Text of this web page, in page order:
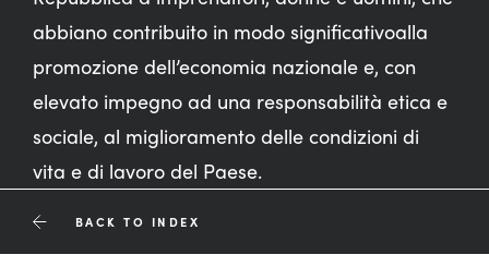
abbiano contribuito in modo significativoalla
promozione dell’economia nazionale e, con
elevato impegno ad una responsabilità etica e
sociale, al miglioramento delle condizioni di
vita e di lavoro del Paese.
BACK TO INDEX